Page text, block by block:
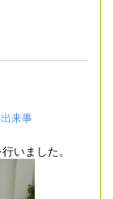
出来事
いました。